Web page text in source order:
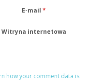
E-mail *
Witryna internetowa
how your comment data is